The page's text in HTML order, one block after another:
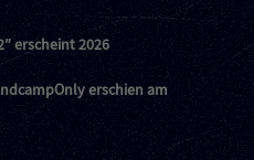
erscheint 2026
erschien am